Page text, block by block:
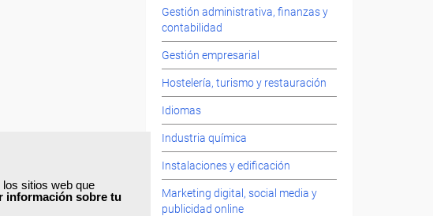
los sitios web que
información sobre tu
Gestión administrativa, finanzas y
contabilidad
Gestión empresarial
Hostelería, turismo y restauración
Idiomas
Industria química
Instalaciones y edificación
Marketing digital, social media y
publicidad online